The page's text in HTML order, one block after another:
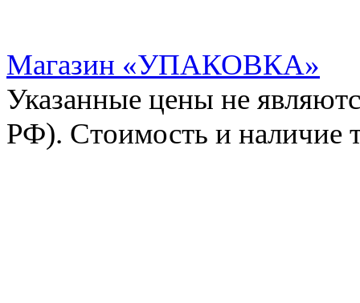
Магазин «УПАКОВКА»
Указанные цены не
РФ). Стоимость и наличие